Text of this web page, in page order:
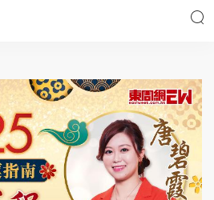
時事財經
優享生活